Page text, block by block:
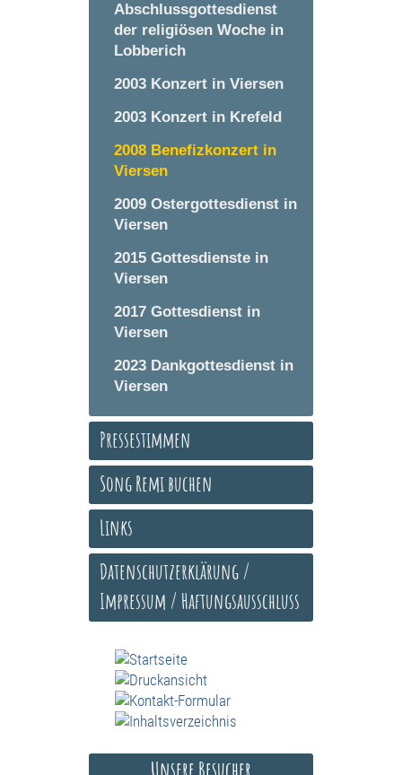
Abschlussgottesdienst
der religiösen Woche in
Lobberich
2003 Konzert in Viersen
2003 Konzert in Krefeld
2008 Benefizkonzert in
Viersen
2009 Ostergottesdienst in
Viersen
2015 Gottesdienste in
Viersen
2017 Gottesdienst in
Viersen
2023 Dankgottesdienst in
Viersen
Pressestimmen
Song Remi buchen
Links
Datenschutzerklärung /
Impressum / Haftungsausschluss
Unsere Besucher